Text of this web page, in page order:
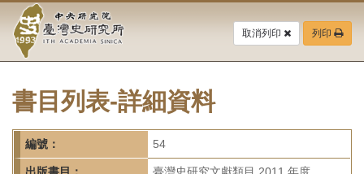
要
中
央
研
究
院-
取消列印 列印
書目列表-詳細資料
編號： 54